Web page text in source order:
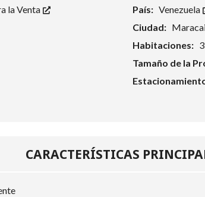
la Venta País: Venezuela
Ciudad:
Habitaciones: 3
Tamaño de la
CARACTERÍSTICAS